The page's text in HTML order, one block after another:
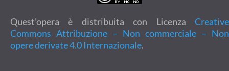
Quest’opera è distribuita con Licenza Creative
Commons Attribuzione – Non commerciale – Non
opere derivate 4.0 Internazionale.